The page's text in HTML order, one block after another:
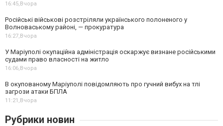
16:45,Вчора
Російські військові розстріляли українського полоненого у
Волноваському районі, — прокуратура
16:27,Вчора
У Маріуполі окупаційна адміністрація оскаржує визнане російськими
судами право власності на житло
16:06,Вчора
В окупованому Маріуполі повідомляють про гучний вибух на тлі
загрози атаки БПЛА
11:21,Вчора
Рубрики новин